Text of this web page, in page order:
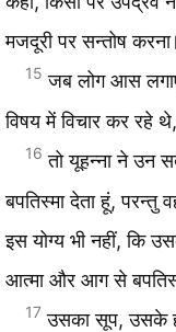
मजदूरी पर सन्तोष
15 जब लोग आस
विषय में विचार कर रहे
16 तो यूहन्ना ने उन
बपतिस्मा देता हूं,
इस योग्य भी नहीं, कि
आत्मा और आग से
17 उसका सूप, उसके